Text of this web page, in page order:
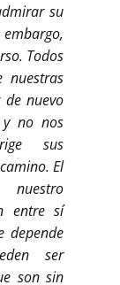
su
Todos
de nuevo
no nos
sus
El
entre sí
depende
ser
son sin